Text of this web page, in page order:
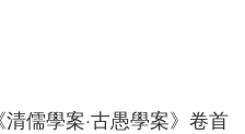
儒學案·古愚學案》卷首